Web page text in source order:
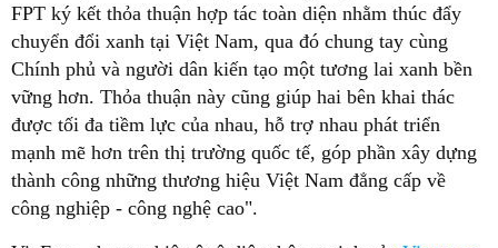
FPT ký kết thỏa thuận hợp tác toàn diện nhằm thúc đẩy
chuyển đổi xanh tại Việt Nam, qua đó chung tay cùng
Chính phủ và người dân kiến tạo một tương lai xanh bền
vững hơn. Thỏa thuận này cũng giúp hai bên khai thác
được tối đa tiềm lực của nhau, hỗ trợ nhau phát triển
mạnh mẽ hơn trên thị trường quốc tế, góp phần xây dựng
thành công những thương hiệu Việt Nam đẳng cấp về
công nghiệp - công nghệ cao".